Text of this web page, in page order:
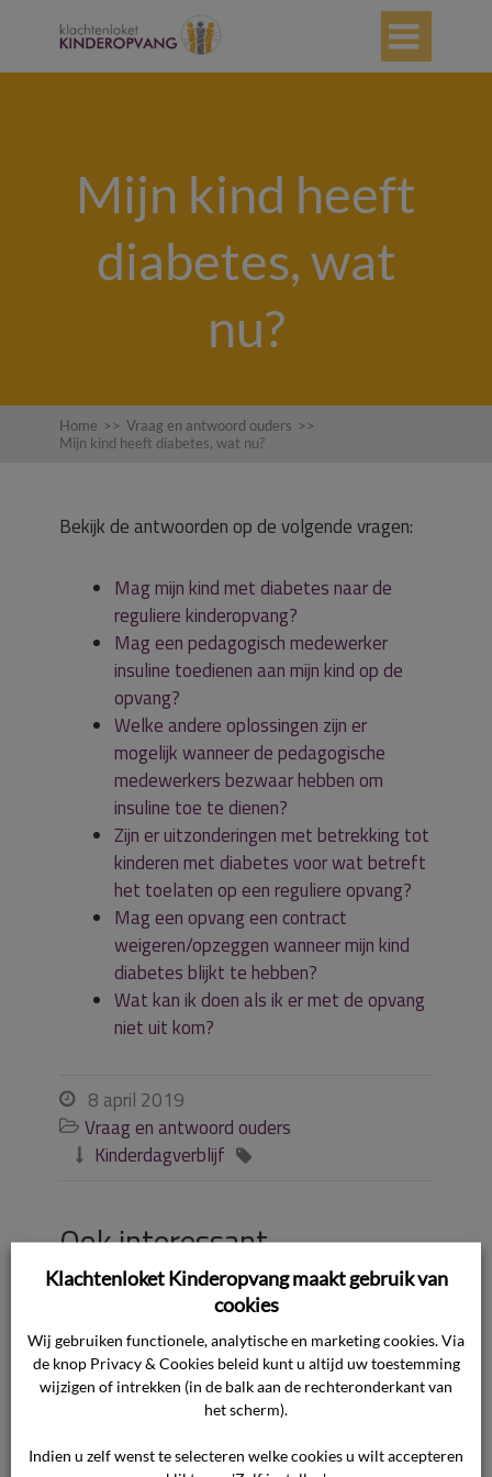

Mijn kind heeft
diabetes, wat
nu?
Home >> Vraag en antwoord ouders >>
Mijn kind heeft diabetes, wat nu?
Bekijk de antwoorden op de volgende vragen:
Mag mijn kind met diabetes naar de
reguliere kinderopvang?
Mag een pedagogisch medewerker
insuline toedienen aan mijn kind op de
opvang?
Welke andere oplossingen zijn er
mogelijk wanneer de pedagogische
medewerkers bezwaar hebben om
insuline toe te dienen?
Zijn er uitzonderingen met betrekking tot
kinderen met diabetes voor wat betreft
het toelaten op een reguliere opvang?
Mag een opvang een contract
weigeren/opzeggen wanneer mijn kind
diabetes blijkt te hebben?
Wat kan ik doen als ik er met de opvang
niet uit kom?
 8 april 2019
 Vraag en antwoord ouders
 Kinderdagverblijf 
Ook interessant
kind niet naar de opvang, moet de
ouder dan toch betalen?
Hoe kan ik eerdere uitspraken over
Klachtenloket Kinderopvang maakt gebruik van
cookies
Wij gebruiken functionele, analytische en marketing cookies. Via
de knop Privacy & Cookies beleid kunt u altijd uw toestemming
wijzigen of intrekken (in de balk aan de rechteronderkant van
het scherm).
Indien u zelf wenst te selecteren welke cookies u wilt accepteren